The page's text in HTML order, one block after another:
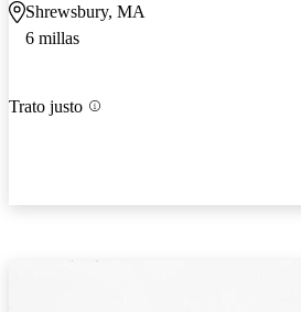
Shrewsbury, MA
6 millas
Trato justo